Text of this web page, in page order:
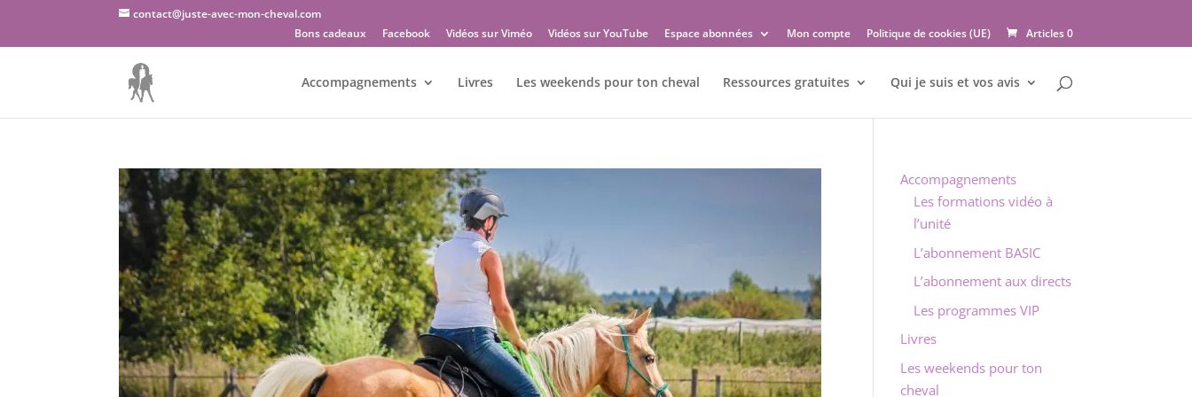
contact@juste-avec-mon-cheval.com
Bons cadeaux
Facebook Vidéos sur Viméo Vidéos sur YouTube Espace abonnées Mon compte Politique de cookies (UE) Articles 0
Accompagnements Livres Les weekends pour ton cheval Ressources gratuites Qui je suis et vos avis
Accompagnements
Les formations vidéo à
l’unité
L’abonnement BASIC
L’abonnement aux directs
Les programmes VIP
Livres
Les weekends pour ton
cheval